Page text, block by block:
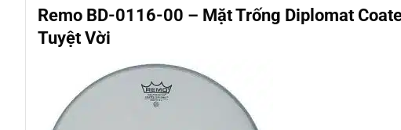
Remo BD-0116-00 – Mặt Trống Diplomat
Tuyệt Vời